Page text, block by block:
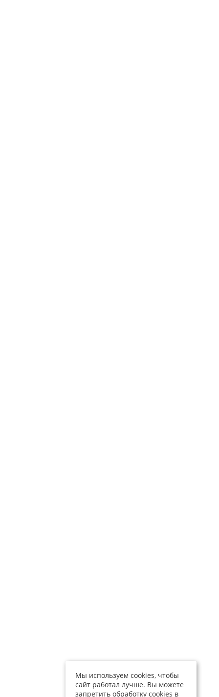
Мы используем cookies, чтобы
сайт работал лучше. Вы можете
запретить обработку cookies в